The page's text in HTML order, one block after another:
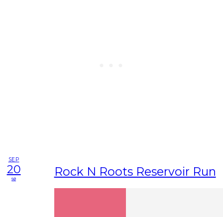
SEP
20
sø Rock N Roots Reservoir Run